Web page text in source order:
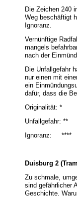
Die Zeichen 240
Weg beschäftigt
Ignoranz.
Vernünftige
mangels
nach der
Die Unfallgefahr
nur einen mit
ein
dafür, dass die
Originalität: *
Unfallgefahr: **
Ignoranz: ****
Duisburg 2
Zu schmale,
sind gefährlicher
Geschichte.